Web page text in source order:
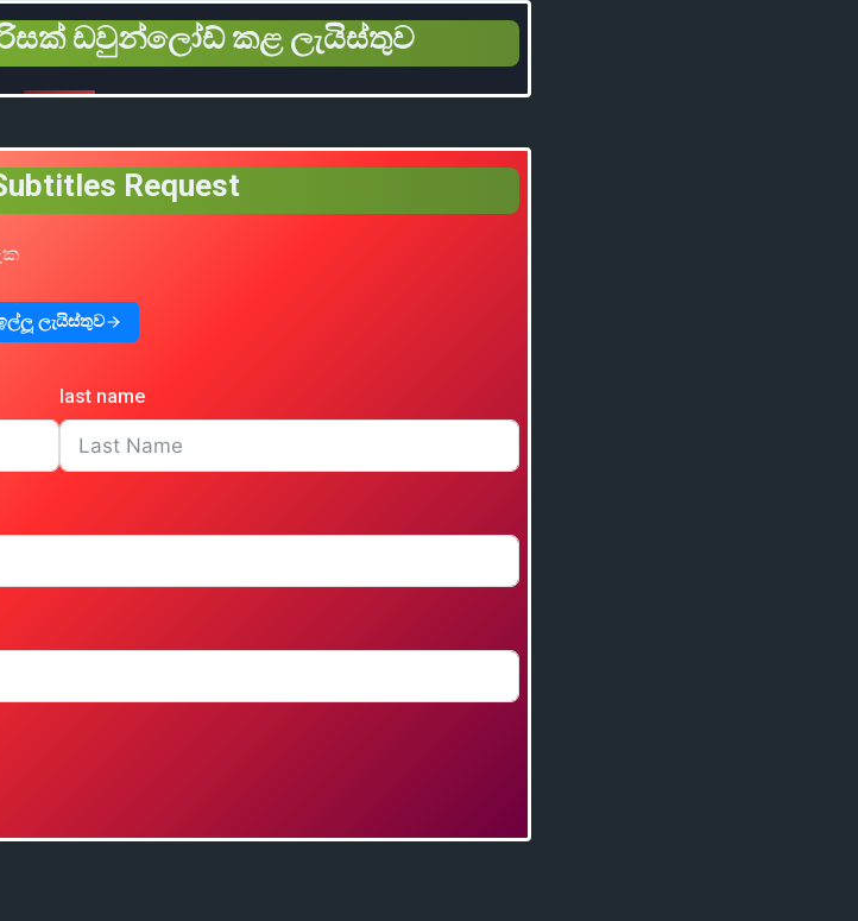
ඩවුන්ලෝඩ් කළ ලැයිස්තුව
Request
ලැයිස්තුව
last name